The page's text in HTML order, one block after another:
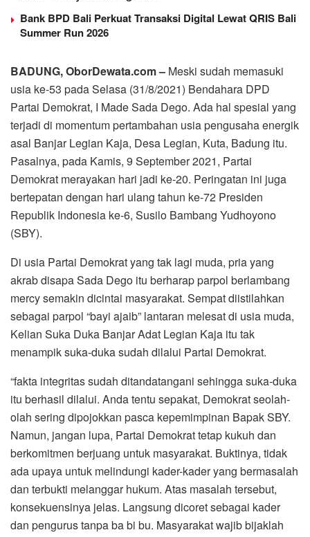
Bank BPD Bali Perkuat Transaksi Digital Lewat QRIS Bali
Summer Run 2026
BADUNG, OborDewata.com – Meski sudah memasuki
usia ke-53 pada Selasa (31/8/2021) Bendahara DPD
Partai Demokrat, I Made Sada Dego. Ada hal spesial yang
terjadi di momentum pertambahan usia pengusaha energik
asal Banjar Legian Kaja, Desa Legian, Kuta, Badung itu.
Pasalnya, pada Kamis, 9 September 2021, Partai
Demokrat merayakan hari jadi ke-20. Peringatan ini juga
bertepatan dengan hari ulang tahun ke-72 Presiden
Republik Indonesia ke-6, Susilo Bambang Yudhoyono
(SBY).
Di usia Partai Demokrat yang tak lagi muda, pria yang
akrab disapa Sada Dego itu berharap parpol berlambang
mercy semakin dicintai masyarakat. Sempat diistilahkan
sebagai parpol “bayi ajaib” lantaran melesat di usia muda,
Kelian Suka Duka Banjar Adat Legian Kaja itu tak
menampik suka-duka sudah dilalui Partai Demokrat.
“fakta integritas sudah ditandatangani sehingga suka-duka
itu berhasil dilalui. Anda tentu sepakat, Demokrat seolah-
olah sering dipojokkan pasca kepemimpinan Bapak SBY.
Namun, jangan lupa, Partai Demokrat tetap kukuh dan
berkomitmen berjuang untuk masyarakat. Buktinya, tidak
ada upaya untuk melindungi kader-kader yang bermasalah
dan terbukti melanggar hukum. Atas masalah tersebut,
konsekuensinya jelas. Langsung dicoret sebagai kader
dan pengurus tanpa ba bi bu. Masyarakat wajib bijaklah